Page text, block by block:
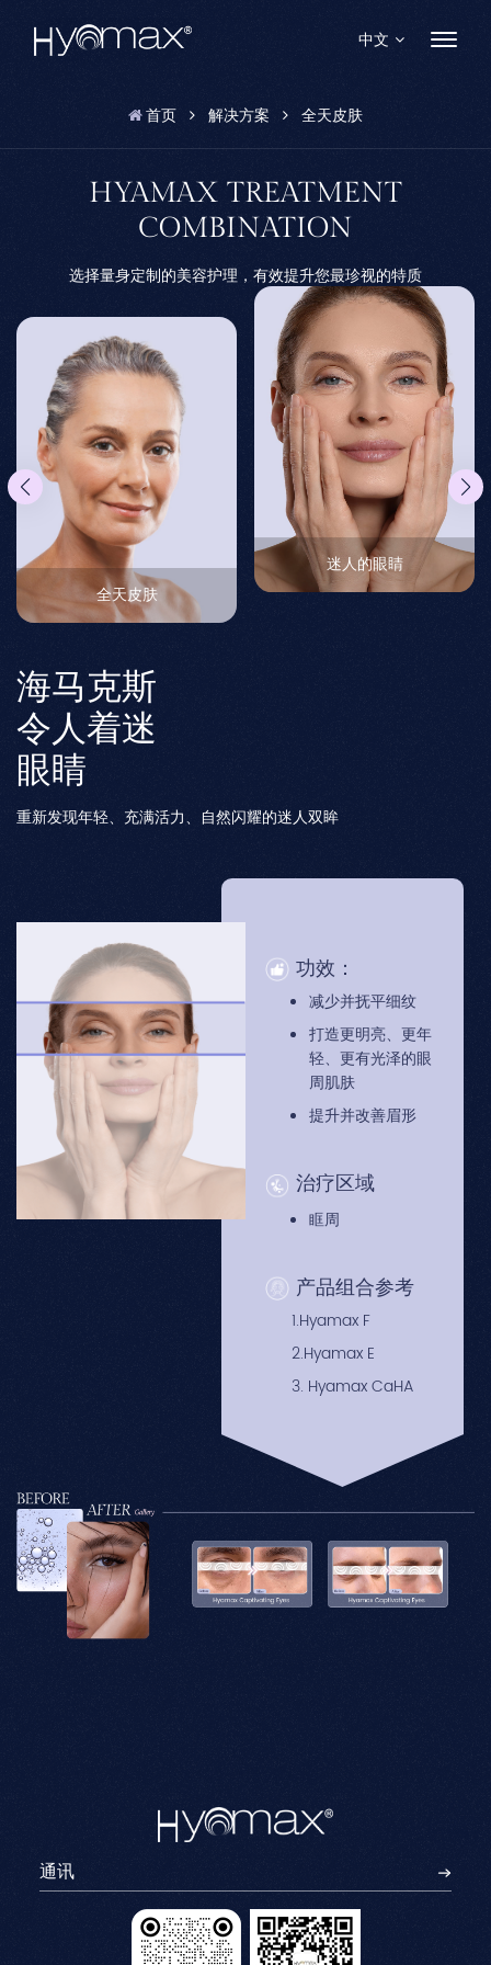
中文
Français
Español
Pусский
Português
العربية
日本語
首页 解决方案 全天皮肤
HYAMAX TREATMENT
COMBINATION
选择量身定制的美容护理，有效提升您最珍视的特质
全天皮肤
迷人的眼睛
海马克斯
令人着迷
眼睛
重新发现年轻、充满活力、自然闪耀的迷人双眸
功效：
减少并抚平细纹
打造更明亮、更年
轻、更有光泽的眼
周肌肤
提升并改善眉形
治疗区域
眶周
产品组合参考
1.Hyamax F
2.Hyamax E
3. Hyamax CaHA